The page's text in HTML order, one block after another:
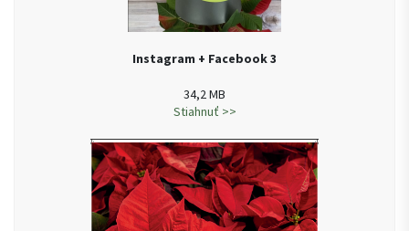
Instagram + Facebook 3
34,2 MB
Stiahnuť >>